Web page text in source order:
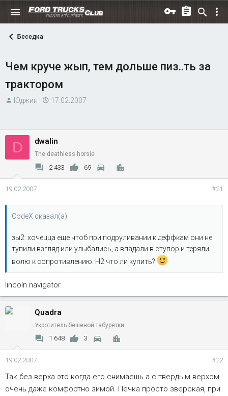
Беседка
Чем круче жып, тем дольше пиз..ть за
трактором
А
о
р
м
ы
Юджин
Д
н
а
ч
а
17.02.2007
D dwalin
The deathless horsie
2 433 69
19.02.2007 #21
CodeX сказал(а):
зы2: хочецца еще чтоб при подруливании к деффкам они не
тупили взгляд или улыбались, а впадали в ступор и теряли
волю к сопротивлению. H2 что ли купить?
lincoln navigator.
Quadra
Укротитель бешеной табуретки
1 648 3
19.02.2007 #22
Так без верха это когда его снимаешь а с твердым верхом
очень даже комфортно зимой. Печка просто зверская, при